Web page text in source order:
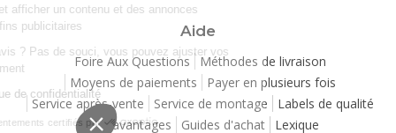
Aide
Foire Aux Questions
Méthodes de livraison
Moyens de paiements
Payer en plusieurs fois
Service après-vente
Service de montage
Labels de qualité
Vos avantages
Guides d'achat Lexique
navigation moelleuse et afficher un contenu et des annonces
personnalisées à des fins publicitaires
Besoin de changer d’avis ? Pas de souci, vous pouvez ajuster vos
préférences à tout moment
Consulter notre politique de confidentialité
Consentements certifiés par